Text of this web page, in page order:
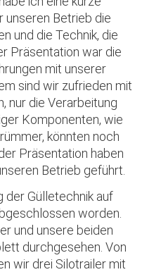
unseren Betrieb die
und die Technik, die
Präsentation war die
mit unserer
sind wir zufrieden mit
nur die Verarbeitung
Komponenten, wie
könnten noch
Präsentation haben
Betrieb geführt.
der Gülletechnik auf
worden.
und unsere beiden
durchgesehen. Von
wir drei Silotrailer mit